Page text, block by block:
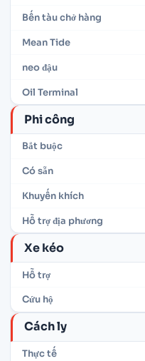
Bến tàu chở hàng
Mean Tide
neo đậu
Oil Terminal
Phi công
Bắt buộc
Có sẵn
Khuyến khích
Hỗ trợ địa phương
Xe kéo
Hỗ trợ
Cứu hộ
Cách ly
Thực tế